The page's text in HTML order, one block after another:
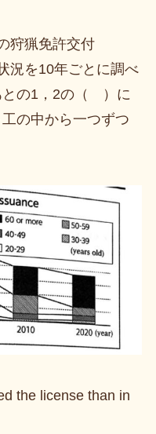
狩猟免許交付
況を10年ごとに調べ
との1，2の（ ）に
の中から一つずつ
the license than in